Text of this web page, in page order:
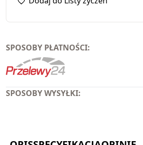
Dodaj do Listy życzeń
SPOSOBY PŁATNOŚCI: